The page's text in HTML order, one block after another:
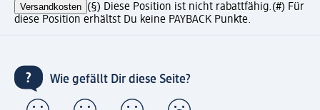
Versandkosten (§) Diese Position ist nicht rabattfähig.(#) Für
diese Position erhältst Du keine PAYBACK Punkte.
Wie gefällt Dir diese Seite?